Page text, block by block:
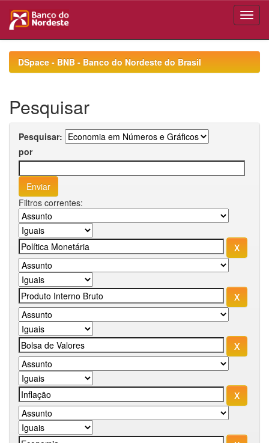
navigationDSpace - BNB - Banco do Nordeste do Brasil
Pesquisar
Pesquisar:
por
Filtros correntes: